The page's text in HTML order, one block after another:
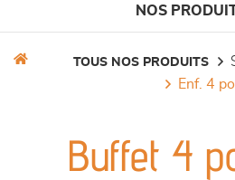
NOS
séjours
TOUS NOS PRODUITS
enf. 4
Buffet 4